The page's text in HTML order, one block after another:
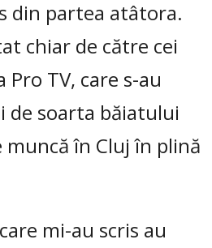
din partea atâtora.
chiar de către cei
Pro TV, care s-au
de soarta băiatului
muncă în Cluj în plină
mi-au scris au